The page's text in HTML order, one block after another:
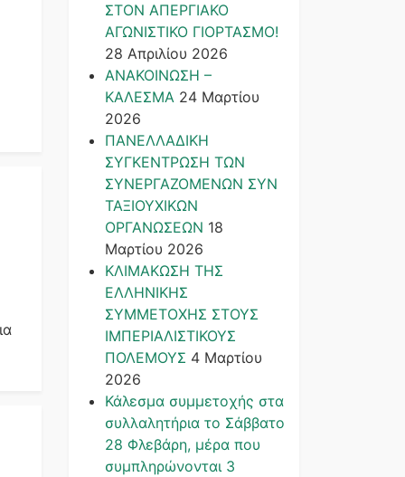
ΣΤΟΝ ΑΠΕΡΓΙΑΚΟ
ΑΓΩΝΙΣΤΙΚΟ ΓΙΟΡΤΑΣΜΟ!
28 Απριλίου 2026
ΑΝΑΚΟΙΝΩΣΗ –
ΚΑΛΕΣΜΑ 24 Μαρτίου
2026
ΠΑΝΕΛΛΑΔΙΚΗ
ΣΥΓΚΕΝΤΡΩΣΗ ΤΩΝ
ΣΥΝΕΡΓΑΖΟΜΕΝΩΝ ΣΥΝ
ΤΑΞΙΟΥΧΙΚΩΝ
ΟΡΓΑΝΩΣΕΩΝ 18
Μαρτίου 2026
ΚΛΙΜΑΚΩΣΗ ΤΗΣ
ΕΛΛΗΝΙΚΗΣ
ΣΥΜΜΕΤΟΧΗΣ ΣΤΟΥΣ
ΙΜΠΕΡΙΑΛΙΣΤΙΚΟΥΣ
ΠΟΛΕΜΟΥΣ 4 Μαρτίου
2026
Κάλεσμα συμμετοχής στα
συλλαλητήρια το Σάββατο
28 Φλεβάρη, μέρα που
συμπληρώνονται 3